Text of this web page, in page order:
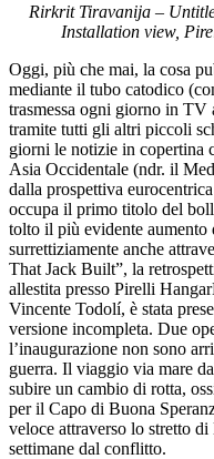
Rirkrit Tiravanija –
Installation view,
Oggi, più che mai, la cosa
mediante il tubo catodico
trasmessa ogni giorno in
tramite tutti gli altri piccoli
giorni le notizie in copertina
Asia Occidentale (ndr. il
dalla prospettiva
occupa il primo titolo del
tolto il più evidente aumento
surrettiziamente anche
That Jack Built”, la
allestita presso Pirelli
Vincente Todolí, è stata
versione incompleta. Due
l’inaugurazione non sono
guerra. Il viaggio via mare
subire un cambio di rotta,
per il Capo di Buona
veloce attraverso lo stretto
settimane dal conflitto.